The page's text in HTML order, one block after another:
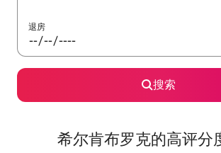
退房
搜索
希尔肯布罗克的高评分